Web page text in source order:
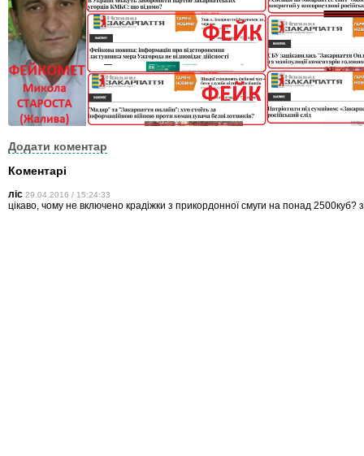
Додати коментар
Коментарі
ліс 29.04.2016 / 15:24:33
цікаво, чому не включено крадіжки з прикордонної смуги на понад 2500куб?